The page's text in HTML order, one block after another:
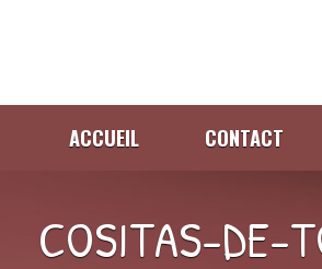
ACCUEIL CONTACT
COSITAS-DE-